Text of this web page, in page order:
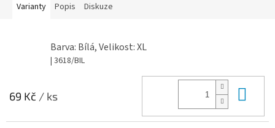
Varianty Popis Diskuze
Barva: Bílá, Velikost: XL
| 3618/BIL
69 Kč / ks